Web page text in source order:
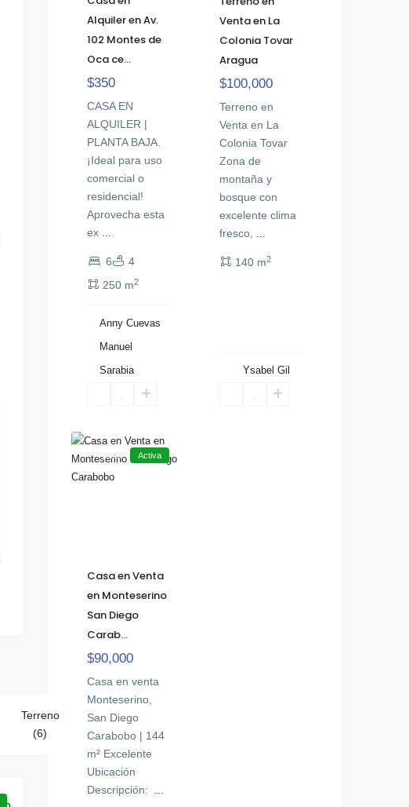
Terreno
(6)
Townhouse
(1)
Alquiler en Av.
102 Montes de
Oca ce...
$350
CASA EN
ALQUILER |
PLANTA BAJA.
¡Ideal para uso
comercial o
residencial!
Aprovecha esta
ex ...
6
4
250 m2
Anny Cuevas
Manuel
Sarabia
Venta en La
Colonia Tovar
Aragua
$100,000
Terreno en
Venta en La
Colonia Tovar
Zona de
montaña y
bosque con
excelente clima
fresco,
140 m2
Ysabel Gil
Venta Activa
Casa en Venta
en Monteserino
San Diego
Carab...
$90,000
Casa en venta
Monteserino,
San Diego
Carabobo | 144
m² Excelente
Ubicación ​
Descripción: ​ ...